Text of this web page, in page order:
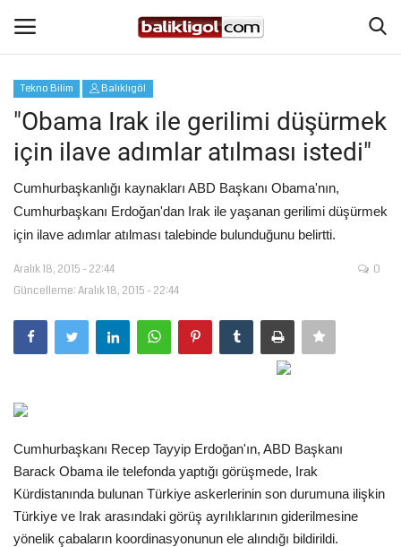
Giriş Yap
Anasayfa
Köşe Yazıları
Eğitim
Magazin
Tekno Bilim
Ekonomi
Tekno Bilim Balıklıgöl
"Obama Irak ile gerilimi düşürmek
için ilave adımlar atılması istedi"
Cumhurbaşkanlığı kaynakları ABD Başkanı Obama'nın,
Cumhurbaşkanı Erdoğan'dan Irak ile yaşanan gerilimi düşürmek
için ilave adımlar atılması talebinde bulunduğunu belirtti.
Aralık 18, 2015 - 22:44
Güncelleme: Aralık 18, 2015 - 22:44
0
Cumhurbaşkanı Recep Tayyip Erdoğan'ın, ABD Başkanı
Barack Obama ile telefonda yaptığı görüşmede, Irak
Kürdistanında bulunan Türkiye askerlerinin son durumuna ilişkin
Türkiye ve Irak arasındaki görüş ayrılıklarının giderilmesine
yönelik çabaların koordinasyonunun ele alındığı bildirildi.